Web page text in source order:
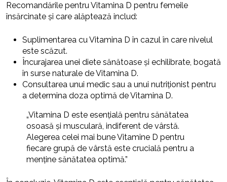
Recomandările pentru Vitamina D pentru femeile
însărcinate și care alăptează includ:
Suplimentarea cu Vitamina D în cazul în care nivelul
este scăzut.
Încurajarea unei diete sănătoase și echilibrate, bogată
în surse naturale de Vitamina D.
Consultarea unui medic sau a unui nutriționist pentru
a determina doza optimă de Vitamina D.
„Vitamina D este esențială pentru sănătatea
osoasă și musculară, indiferent de vârstă.
Alegerea celei mai bune Vitamine D pentru
fiecare grupă de vârstă este crucială pentru a
menține sănătatea optimă.”